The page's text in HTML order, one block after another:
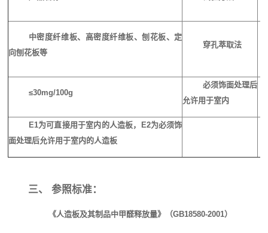
中密度纤维板、高密度纤维板、刨花板、定
向刨花板等
穿孔萃取法
≤30mg/100g
必须饰面处理后
允许用于室内
E1为可直接用于室内的人造板， E2为必须饰
面处理后允许用于室内的人造板
三、 参照标准：
《人造板及其制品中甲醛释放量》 （GB18580-2001）